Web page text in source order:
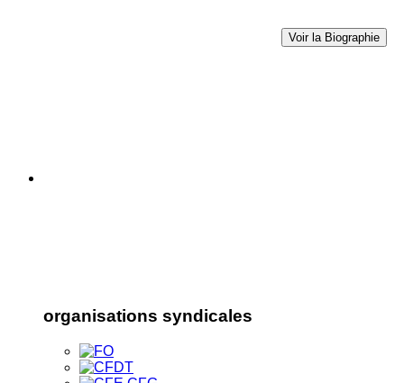
Voir la Biographie
organisations syndicales